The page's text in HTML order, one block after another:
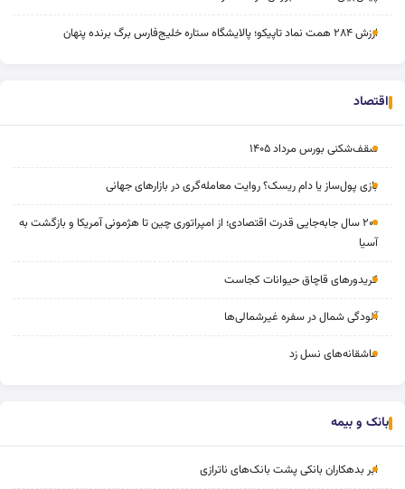
ارزش ۲۸۴ همت نماد تاپیکو؛ پالایشگاه ستاره خلیج‌فارس برگ برنده پنهان
اقتصاد
سقف‌شکنی بورس مرداد ۱۴۰۵
بازی پول‌ساز یا دام ریسک؟ روایت معامله‌گری در بازارهای جهانی
۲۰۰ سال جابه‌جایی قدرت اقتصادی؛ از امپراتوری چین تا هژمونی آمریکا و بازگشت به
آسیا
کریدورهای قاچاق حیوانات کجاست
آلودگی شمال در سفره غیرشمالی‌ها
عاشقانه‌های نسل زد
بانک و بیمه
ابر بدهکاران بانکی پشت بانک‌های ناترازی